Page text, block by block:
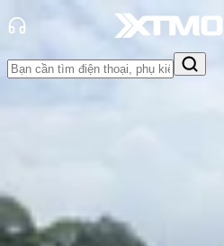
mãi
hàng - Sự kiện